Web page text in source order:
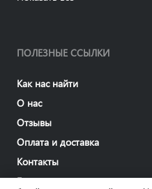
ПОЛЕЗНЫЕ ССЫЛКИ
Как нас найти
О нас
Отзывы
Оплата и доставка
Контакты
Блог